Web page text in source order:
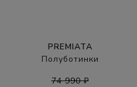
PREMIATA
Полуботинки
74 990 ₽